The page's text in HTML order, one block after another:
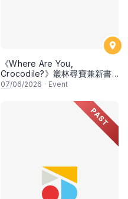
《Where Are You,
Crocodile?》叢林尋寶兼新書
分享會
07/06/2026 · Event
PAST